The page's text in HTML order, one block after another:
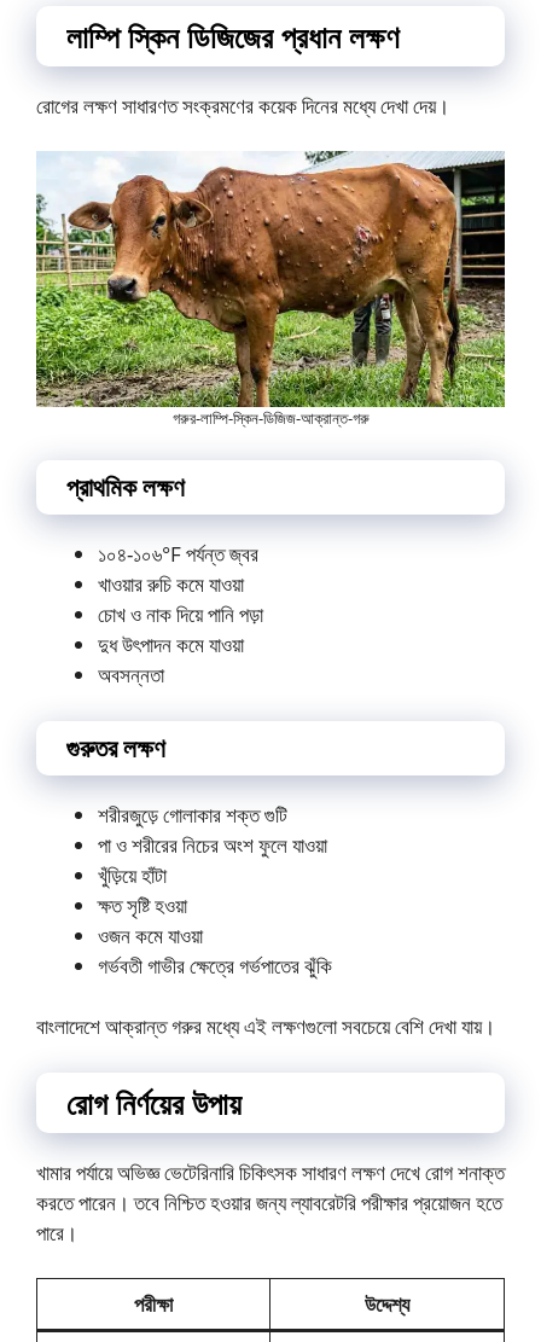
লাম্পি স্কিন ডিজিজের প্রধান লক্ষণ
রোগের লক্ষণ সাধারণত সংক্রমণের কয়েক দিনের মধ্যে দেখা দেয়।
গরুর-লাম্পি-স্কিন-ডিজিজ-আক্রান্ত-গরু
প্রাথমিক লক্ষণ
১০৪-১০৬°F পর্যন্ত জ্বর
খাওয়ার রুচি কমে যাওয়া
চোখ ও নাক দিয়ে পানি পড়া
দুধ উৎপাদন কমে যাওয়া
অবসন্নতা
গুরুতর লক্ষণ
শরীরজুড়ে গোলাকার শক্ত গুটি
পা ও শরীরের নিচের অংশ ফুলে যাওয়া
খুঁড়িয়ে হাঁটা
ক্ষত সৃষ্টি হওয়া
ওজন কমে যাওয়া
গর্ভবতী গাভীর ক্ষেত্রে গর্ভপাতের ঝুঁকি
বাংলাদেশে আক্রান্ত গরুর মধ্যে এই লক্ষণগুলো সবচেয়ে বেশি দেখা যায়।
রোগ নির্ণয়ের উপায়
খামার পর্যায়ে অভিজ্ঞ ভেটেরিনারি চিকিৎসক সাধারণ লক্ষণ দেখে রোগ শনাক্ত
করতে পারেন। তবে নিশ্চিত হওয়ার জন্য ল্যাবরেটরি পরীক্ষার প্রয়োজন হতে
পারে।
পরীক্ষা
উদ্দেশ্য